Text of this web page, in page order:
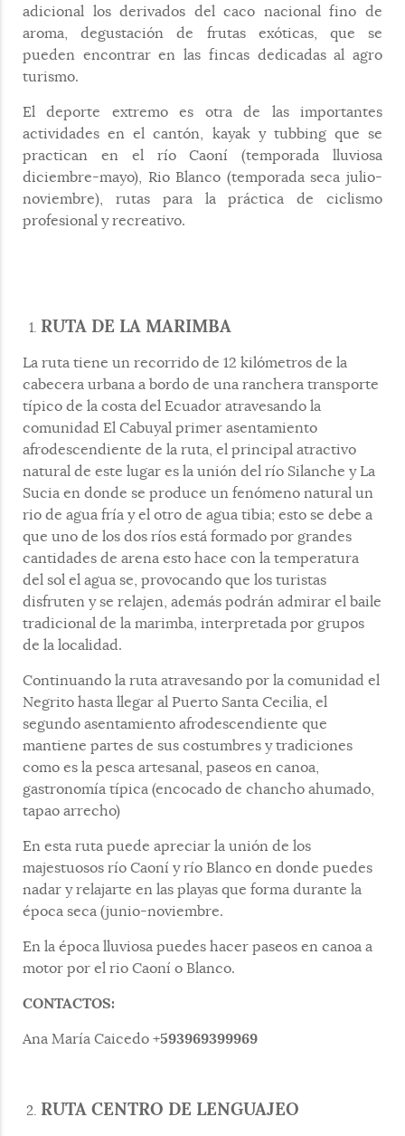
adicional los derivados del caco nacional fino de
aroma, degustación de frutas exóticas, que se
pueden encontrar en las fincas dedicadas al agro
turismo.
El deporte extremo es otra de las importantes
actividades en el cantón, kayak y tubbing que se
practican en el río Caoní (temporada lluviosa
diciembre-mayo), Rio Blanco (temporada seca julio-
noviembre), rutas para la práctica de ciclismo
profesional y recreativo.
RUTA DE LA MARIMBA
La ruta tiene un recorrido de 12 kilómetros de la
cabecera urbana a bordo de una ranchera transporte
típico de la costa del Ecuador atravesando la
comunidad El Cabuyal primer asentamiento
afrodescendiente de la ruta, el principal atractivo
natural de este lugar es la unión del río Silanche y La
Sucia en donde se produce un fenómeno natural un
rio de agua fría y el otro de agua tibia; esto se debe a
que uno de los dos ríos está formado por grandes
cantidades de arena esto hace con la temperatura
del sol el agua se, provocando que los turistas
disfruten y se relajen, además podrán admirar el baile
tradicional de la marimba, interpretada por grupos
de la localidad.
Continuando la ruta atravesando por la comunidad el
Negrito hasta llegar al Puerto Santa Cecilia, el
segundo asentamiento afrodescendiente que
mantiene partes de sus costumbres y tradiciones
como es la pesca artesanal, paseos en canoa,
gastronomía típica (encocado de chancho ahumado,
tapao arrecho)
En esta ruta puede apreciar la unión de los
majestuosos río Caoní y río Blanco en donde puedes
nadar y relajarte en las playas que forma durante la
época seca (junio-noviembre.
En la época lluviosa puedes hacer paseos en canoa a
motor por el rio Caoní o Blanco.
CONTACTOS:
Ana María Caicedo +593969399969
RUTA CENTRO DE LENGUAJEO